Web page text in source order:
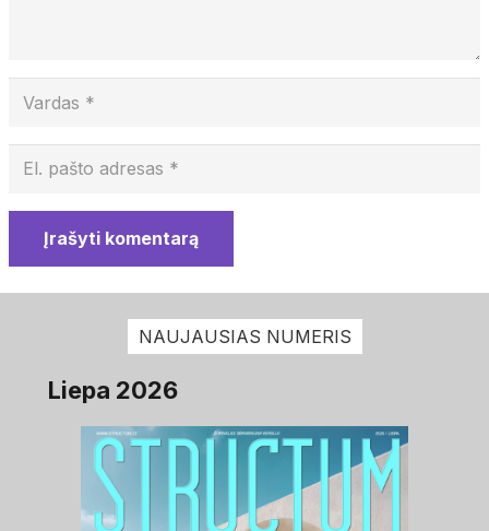
Įrašyti komentarą
NAUJAUSIAS NUMERIS
Liepa 2026